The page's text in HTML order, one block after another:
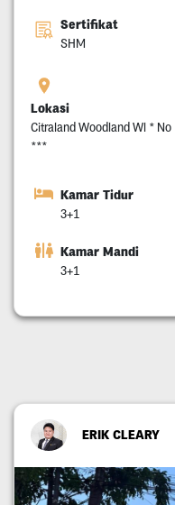
Sertifikat
SHM
Lokasi
Citraland Woodland Wl * No
***
Kamar Tidur
3+1
Kamar Mandi
3+1
ERIK CLEARY